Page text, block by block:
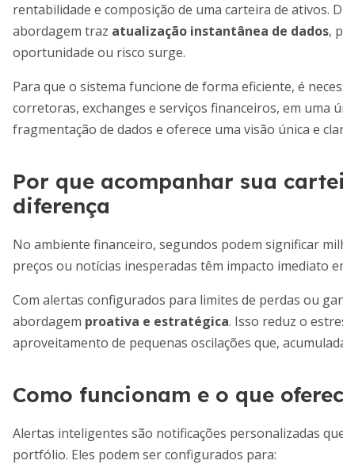
rentabilidade e composição de uma carteira de ativos.
abordagem traz atualização instantânea de dados,
oportunidade ou risco surge.
Para que o sistema funcione de forma eficiente, é
corretoras, exchanges e serviços financeiros, em uma
fragmentação de dados e oferece uma visão única e
Por que acompanhar sua
diferença
No ambiente financeiro, segundos podem significar
preços ou notícias inesperadas têm impacto imediato
Com alertas configurados para limites de perdas ou
abordagem proativa e estratégica. Isso reduz o
aproveitamento de pequenas oscilações que,
Como funcionam e o que
Alertas inteligentes são notificações personalizadas
portfólio. Eles podem ser configurados para: